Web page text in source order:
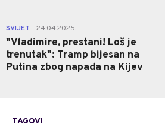
SVIJET 24.04.2025.
"Vladimire, prestani! Loš je
trenutak": Tramp bijesan na
Putina zbog napada na Kijev
TAGOVI